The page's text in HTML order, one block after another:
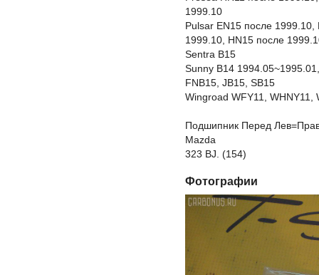
1999.10
Pulsar EN15 после
1999.10, HN15 после
Sentra B15
Sunny B14
FNB15, JB15, SB15
Wingroad WFY11, WHNY11,
Подшипник Перед
Mazda
323 BJ. (154)
Фотографии